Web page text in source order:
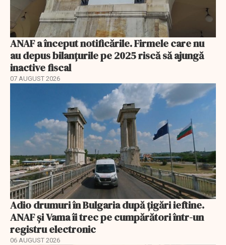
ANAF a început notificările. Firmele care nu
au depus bilanțurile pe 2025 riscă să ajungă
inactive fiscal
07 AUGUST 2026
Adio drumuri în Bulgaria după țigări ieftine.
ANAF și Vama îi trec pe cumpărători într-un
registru electronic
06 AUGUST 2026